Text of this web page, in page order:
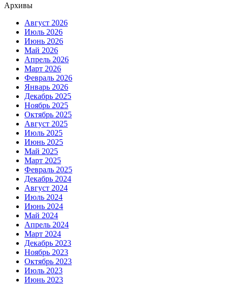
Архивы
Август 2026
Июль 2026
Июнь 2026
Май 2026
Апрель 2026
Март 2026
Февраль 2026
Январь 2026
Декабрь 2025
Ноябрь 2025
Октябрь 2025
Август 2025
Июль 2025
Июнь 2025
Май 2025
Март 2025
Февраль 2025
Декабрь 2024
Август 2024
Июль 2024
Июнь 2024
Май 2024
Апрель 2024
Март 2024
Декабрь 2023
Ноябрь 2023
Октябрь 2023
Июль 2023
Июнь 2023